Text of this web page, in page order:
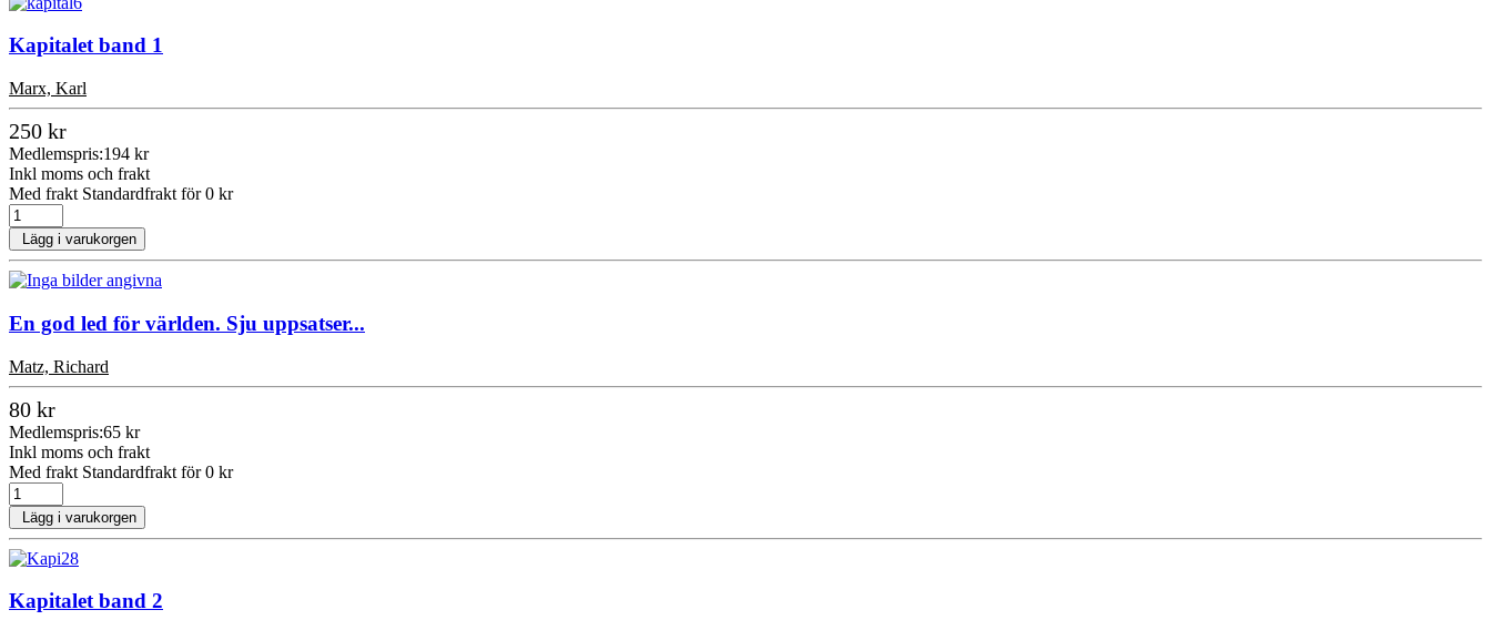
Kapitalet band 1
Marx, Karl
250 kr
Medlemspris:194 kr
Inkl moms och frakt
Med frakt Standardfrakt för 0 kr
Lägg i varukorgen
En god led för världen. Sju uppsatser...
Matz, Richard
80 kr
Medlemspris:65 kr
Inkl moms och frakt
Med frakt Standardfrakt för 0 kr
Lägg i varukorgen
Kapitalet band 2